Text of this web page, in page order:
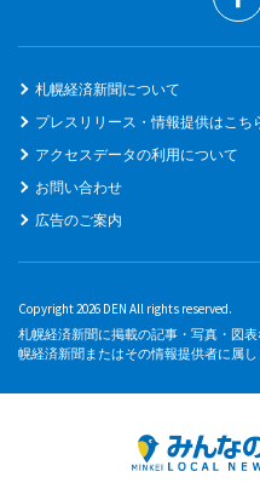
札幌経済新聞について
プレスリリース・情報提供はこち
アクセスデータの利用について
お問い合わせ
広告のご案内
Copyright 2026 DEN All rights reserved.
札幌経済新聞に掲載の記事・写真・図
幌経済新聞またはその情報提供者に属し